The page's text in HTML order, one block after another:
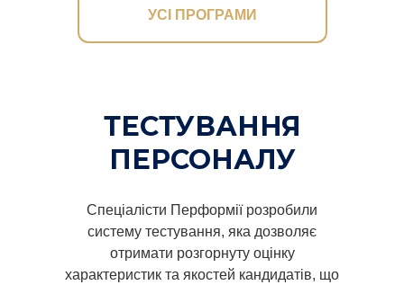
УСІ ПРОГРАМИ
ТЕСТУВАННЯ
ПЕРСОНАЛУ
Спеціалісти Перформії розробили
систему тестування, яка дозволяє
отримати розгорнуту оцінку
характеристик та якостей кандидатів, що